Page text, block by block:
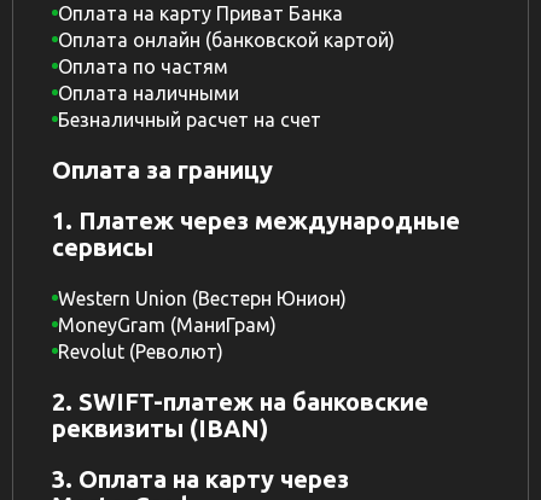
Оплата на карту Приват Банка
Оплата онлайн (банковской картой)
Оплата по частям
Оплата наличными
Безналичный расчет на счет
Оплата за границу
1. Платеж через международные
сервисы
Western Union (Вестерн Юнион)
MoneyGram (МаниГрам)
Revolut (Револют)
2. SWIFT-платеж на банковские
реквизиты (IBAN)
3. Оплата на карту через